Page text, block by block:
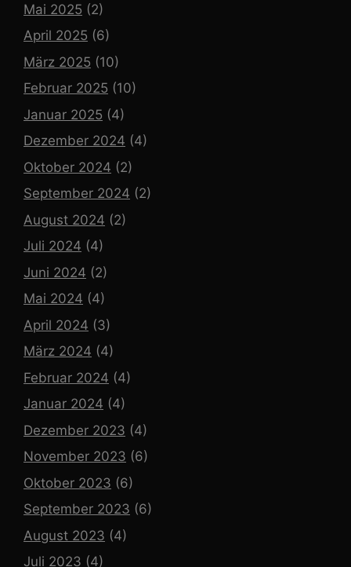
Mai 2025 (2)
April 2025 (6)
März 2025 (10)
Februar 2025 (10)
Januar 2025 (4)
Dezember 2024 (4)
Oktober 2024 (2)
September 2024 (2)
August 2024 (2)
Juli 2024 (4)
Juni 2024 (2)
Mai 2024 (4)
April 2024 (3)
März 2024 (4)
Februar 2024 (4)
Januar 2024 (4)
Dezember 2023 (4)
November 2023 (6)
Oktober 2023 (6)
September 2023 (6)
August 2023 (4)
Juli 2023 (4)